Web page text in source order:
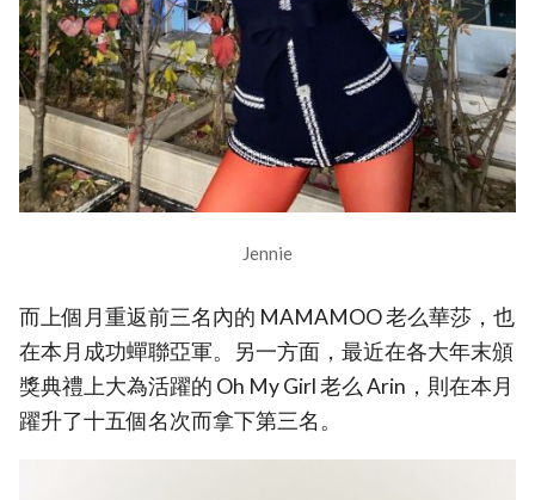
Jennie
而上個月重返前三名內的 MAMAMOO 老么華莎，也
在本月成功蟬聯亞軍。另一方面，最近在各大年末頒
獎典禮上大為活躍的 Oh My Girl 老么 Arin，則在本月
躍升了十五個名次而拿下第三名。